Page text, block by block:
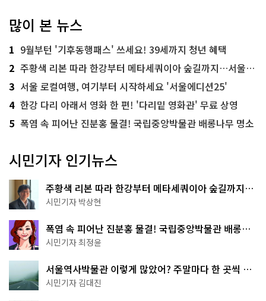
많이 본 뉴스
1 9월부턴 '기후동행패스' 쓰세요! 39세까지 청년 혜택
2 주황색 리본 따라 한강부터 메타세쿼이아 숲길까지…서울둘레길 15코스
3 서울 로컬여행, 여기부터 시작하세요 '서울에디션25'
4 한강 다리 아래서 영화 한 편! '다리밑 영화관' 무료 상영
5 폭염 속 피어난 진분홍 물결! 국립중앙박물관 배롱나무 명소
시민기자 인기뉴스
주황색 리본 따라 한강부터 메타세쿼이아 숲길까지…
서울둘레길 15코스
시민기자 박상현
폭염 속 피어난 진분홍 물결! 국립중앙박물관 배롱나
무 명소
시민기자 최정윤
서울역사박물관 이렇게 많았어? 주말마다 한 곳씩 떠
나는 역사 산책
시민기자 김대진